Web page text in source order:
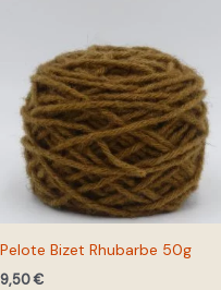
Pelote Bizet Rhubarbe 50g
9,50€